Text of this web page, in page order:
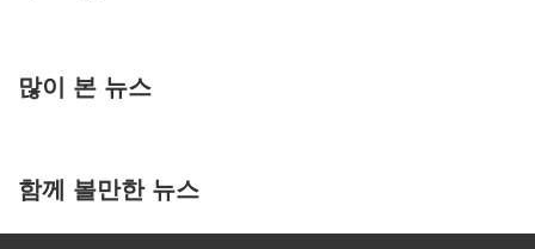
많이 본 뉴스
함께 볼만한 뉴스